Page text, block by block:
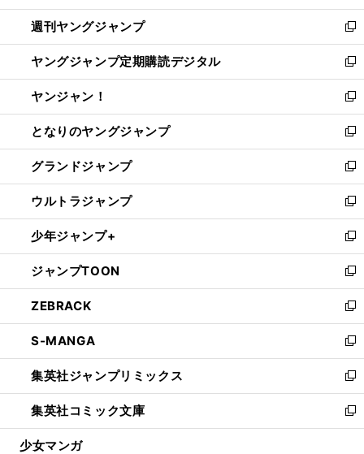
開
く
ウ
で
開
く
ン
ド
ウ
で
開
く
ウ
ィ
ン
ド
ウ
で
開
く
週刊ヤングジャンプ
新
し
い
ウ
ィ
ン
ド
ウ
で
開
く
ヤングジャンプ定期購読デジタル
新
し
い
ウ
ィ
ン
ド
ウ
で
開
く
ヤンジャン！
新
し
い
ウ
ィ
ン
ド
ウ
で
開
く
となりのヤングジャンプ
新
し
い
ウ
ィ
ン
ド
ウ
で
開
く
グランドジャンプ
新
し
い
ウ
ィ
ン
ド
ウ
で
開
く
ウルトラジャンプ
新
し
い
ウ
ィ
ン
ド
ウ
で
開
く
少年ジャンプ+
新
し
い
ウ
ィ
ン
ド
ウ
で
開
く
ジャンプTOON
新
し
い
ウ
ィ
ン
ド
ウ
で
開
ZEBRACK
新
し
い
ウ
ィ
ン
ド
ウ
S-MANGA
新
し
い
ウ
ィ
ン
集英社ジャンプリミックス
新
し
い
ウ
集英社コミック文庫
新
し
少女マンガ